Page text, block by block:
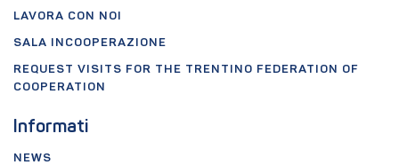
LAVORA CON NOI
SALA INCOOPERAZIONE
REQUEST VISITS FOR THE TRENTINO FEDERATION OF
COOPERATION
Informati
NEWS